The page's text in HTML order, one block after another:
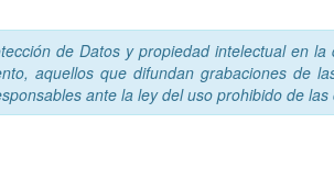
de Datos y propiedad intelectual en
aquellos que difundan grabaciones de
ante la ley del uso prohibido de las